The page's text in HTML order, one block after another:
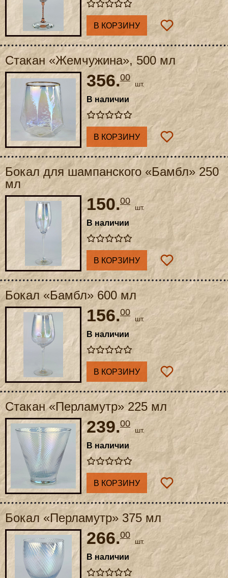
В КОРЗИНУ
Стакан «Жемчужина», 500 мл
356.00
шт.
В наличии
В КОРЗИНУ
Бокал для шампанского «Бамбл» 250
мл
150.00
шт.
В наличии
В КОРЗИНУ
Бокал «Бамбл» 600 мл
156.00
шт.
В наличии
В КОРЗИНУ
Стакан «Перламутр» 225 мл
239.00
шт.
В наличии
В КОРЗИНУ
Бокал «Перламутр» 375 мл
266.00
шт.
В наличии